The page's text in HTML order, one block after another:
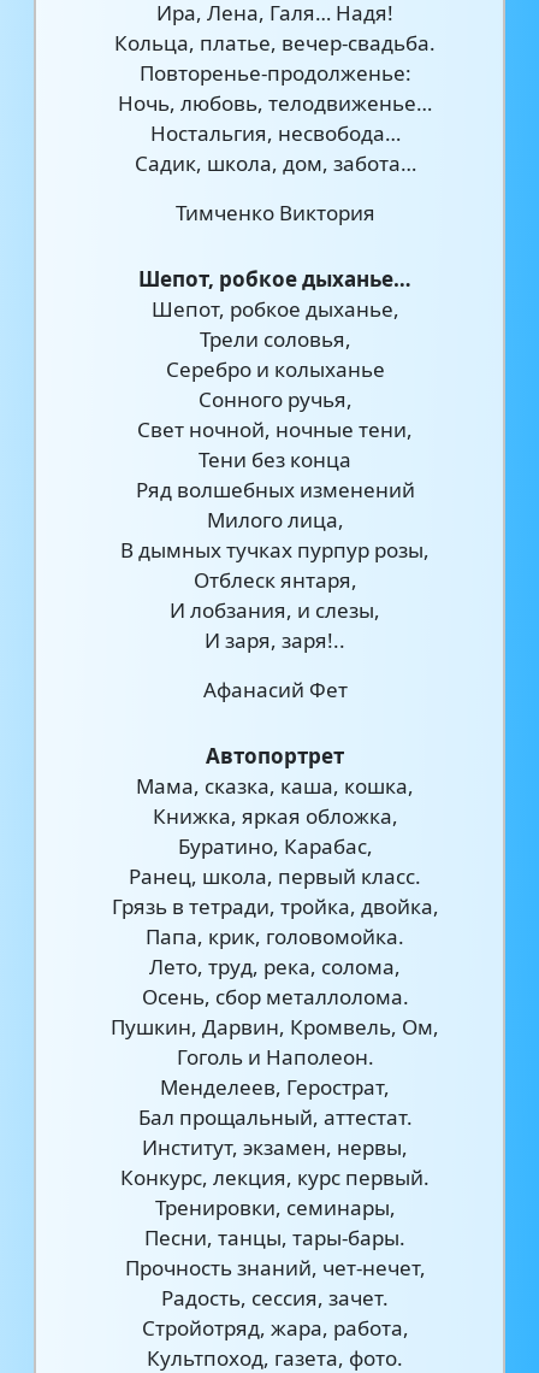
Ира, Лена, Галя… Надя!
Кольца, платье, вечер-свадьба.
Повторенье-продолженье:
Ночь, любовь, телодвиженье…
Ностальгия, несвобода…
Садик, школа, дом, забота…
Тимченко Виктория
Шепот, робкое дыханье…
Шепот, робкое дыханье,
Трели соловья,
Серебро и колыханье
Сонного ручья,
Свет ночной, ночные тени,
Тени без конца
Ряд волшебных изменений
Милого лица,
В дымных тучках пурпур розы,
Отблеск янтаря,
И лобзания, и слезы,
И заря, заря!..
Афанасий Фет
Автопортрет
Мама, сказка, каша, кошка,
Книжка, яркая обложка,
Буратино, Карабас,
Ранец, школа, первый класс.
Грязь в тетради, тройка, двойка,
Папа, крик, головомойка.
Лето, труд, река, солома,
Осень, сбор металлолома.
Пушкин, Дарвин, Кромвель, Ом,
Гоголь и Наполеон.
Менделеев, Герострат,
Бал прощальный, аттестат.
Институт, экзамен, нервы,
Конкурс, лекция, курс первый.
Тренировки, семинары,
Песни, танцы, тары-бары.
Прочность знаний, чет-нечет,
Радость, сессия, зачет.
Стройотряд, жара, работа,
Культпоход, газета, фото.